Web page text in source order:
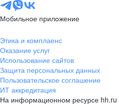
Мобильное приложение
Этика и комплаенс
Оказание услуг
Использование сайтов
Защита персональных данных
Пользовательское соглашение
ИТ аккредитация
На информационном ресурсе hh.ru